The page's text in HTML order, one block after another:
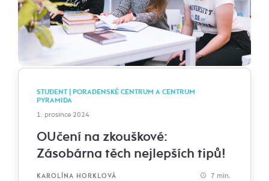
STUDENT | PORADENSKÉ CENTRUM A CENTRUM
PYRAMIDA
1. prosince 2024
OUčení na zkouškové:
Zásobárna těch nejlepších tipů!
KAROLÍNA HORKLOVÁ 7 min.